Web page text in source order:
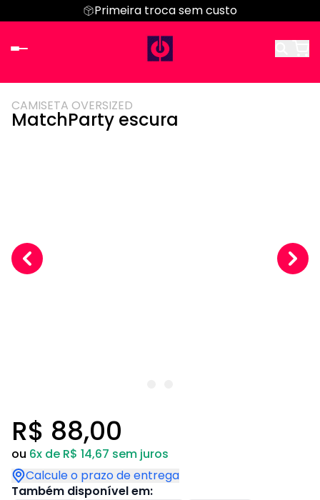
Primeira troca sem custo
CAMISETA OVERSIZED
MatchParty escura
R$ 88,00
ou 6x de R$ 14,67 sem juros
Calcule o prazo de entrega
Também disponível em: